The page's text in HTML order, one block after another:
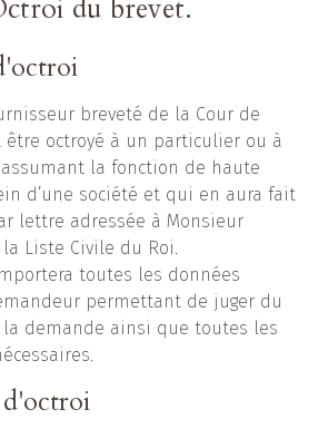
du brevet.
breveté de la Cour de
être octroyé à un particulier ou à
la fonction de haute
d’une société et qui en aura fait
lettre adressée à Monsieur
Liste Civile du Roi.
toutes les données
permettant de juger du
demande ainsi que toutes les